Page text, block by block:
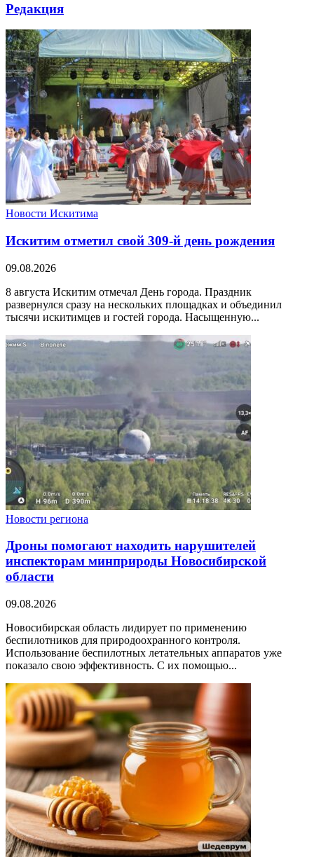
Редакция
Новости Искитима
Искитим отметил свой 309-й день рождения
09.08.2026
8 августа Искитим отмечал День города. Праздник
развернулся сразу на нескольких площадках и объединил
тысячи искитимцев и гостей города. Насыщенную...
Новости региона
Дроны помогают находить нарушителей
инспекторам минприроды Новосибирской
области
09.08.2026
Новосибирская область лидирует по применению
беспилотников для природоохранного контроля.
Использование беспилотных летательных аппаратов уже
показало свою эффективность. С их помощью...